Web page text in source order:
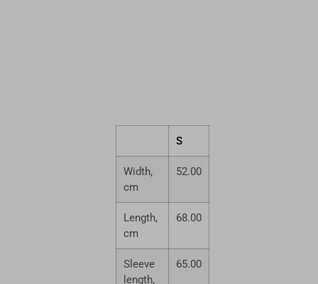
S
Width,
cm
52.00
Length,
cm
68.00
Sleeve
length,
65.00